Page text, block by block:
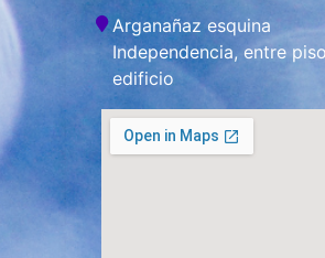
Arganañaz esquina
Independencia, entre
edificio